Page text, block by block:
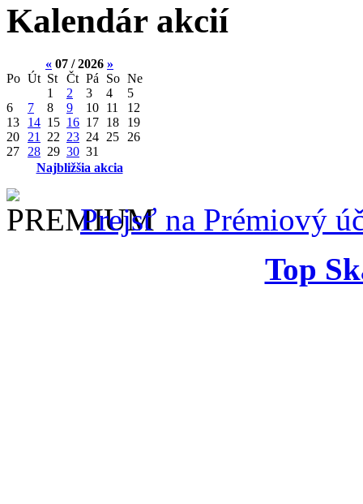
Kalendár akcií
« 07 / 2026 »
Po Út St Čt Pá So Ne
1
2 3 4
5
6
7 8 9 10 11
12
13
14 15 16 17 18
19
20
21 22 23 24 25
26
27
28 29 30 31
Najbližšia akcia
Prejsť na Prémiový
Top